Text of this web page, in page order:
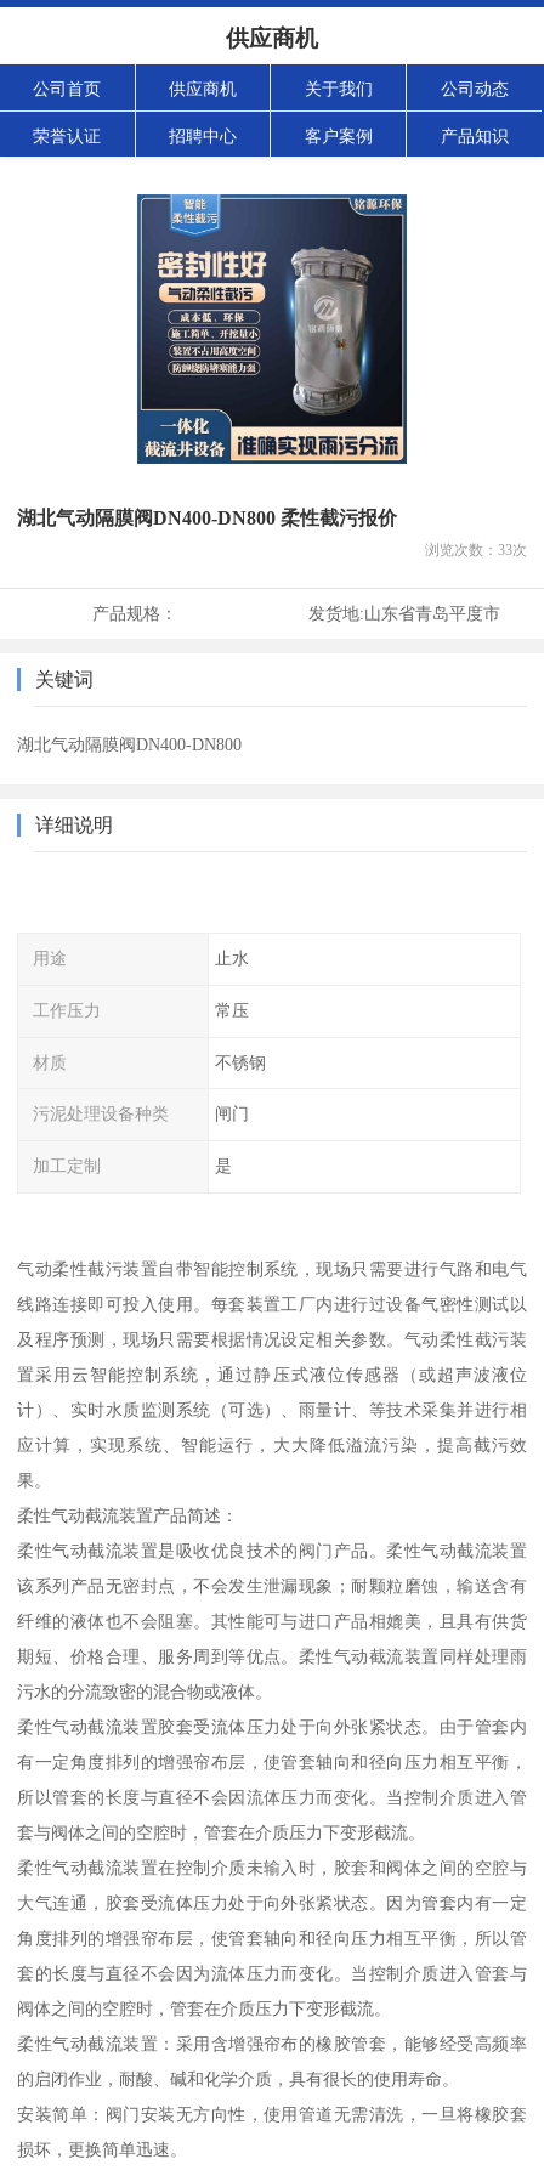
供应商机
公司首页 供应商机 关于我们 公司动态
荣誉认证 招聘中心 客户案例 产品知识
湖北气动隔膜阀DN400-DN800 柔性截污报价
浏览次数： 33次
产品规格： 发货地:山东省青岛平度市
关键词
湖北气动隔膜阀DN400-DN800
详细说明
用途 止水
工作压力 常压
材质 不锈钢
污泥处理设备种类 闸门
加工定制 是
气动柔性截污装置自带智能控制系统，现场只需要进行气路和电气
线路连接即可投入使用。每套装置工厂内进行过设备气密性测试以
及程序预测，现场只需要根据情况设定相关参数。气动柔性截污装
置采用云智能控制系统，通过静压式液位传感器（或超声波液位
计）、实时水质监测系统（可选）、雨量计、等技术采集并进行相
应计算，实现系统、智能运行，大大降低溢流污染，提高截污效
果。
柔性气动截流装置产品简述：
柔性气动截流装置是吸收优良技术的阀门产品。柔性气动截流装置
该系列产品无密封点，不会发生泄漏现象；耐颗粒磨蚀，输送含有
纤维的液体也不会阻塞。其性能可与进口产品相媲美，且具有供货
期短、价格合理、服务周到等优点。柔性气动截流装置同样处理雨
污水的分流致密的混合物或液体。
柔性气动截流装置胶套受流体压力处于向外张紧状态。由于管套内
有一定角度排列的增强帘布层，使管套轴向和径向压力相互平衡，
所以管套的长度与直径不会因流体压力而变化。当控制介质进入管
套与阀体之间的空腔时，管套在介质压力下变形截流。
柔性气动截流装置在控制介质未输入时，胶套和阀体之间的空腔与
大气连通，胶套受流体压力处于向外张紧状态。因为管套内有一定
角度排列的增强帘布层，使管套轴向和径向压力相互平衡，所以管
套的长度与直径不会因为流体压力而变化。当控制介质进入管套与
阀体之间的空腔时，管套在介质压力下变形截流。
柔性气动截流装置：采用含增强帘布的橡胶管套，能够经受高频率
的启闭作业，耐酸、碱和化学介质，具有很长的使用寿命。
安装简单：阀门安装无方向性，使用管道无需清洗，一旦将橡胶套
损坏，更换简单迅速。